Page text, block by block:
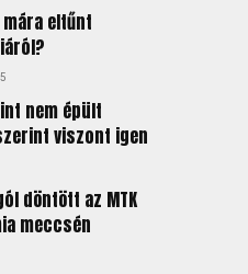
eltűnt
nem épült
viszont igen
döntött az MTK
meccsén